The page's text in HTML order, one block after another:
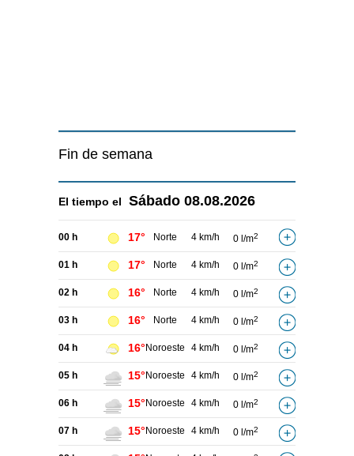
Fin de semana
El tiempo el Sábado 08.08.2026
00 h 17° Norte 4 km/h 0 l/m2
01 h 17° Norte 4 km/h 0 l/m2
02 h 16° Norte 4 km/h 0 l/m2
03 h 16° Norte 4 km/h 0 l/m2
04 h 16° Noroeste 4 km/h 0 l/m2
05 h 15° Noroeste 4 km/h 0 l/m2
06 h 15° Noroeste 4 km/h 0 l/m2
07 h 15° Noroeste 4 km/h 0 l/m2